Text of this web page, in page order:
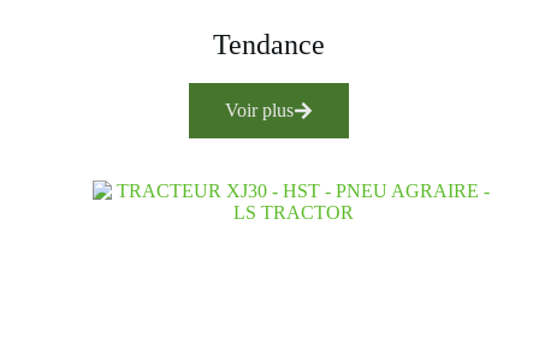
Tendance
Voir plus